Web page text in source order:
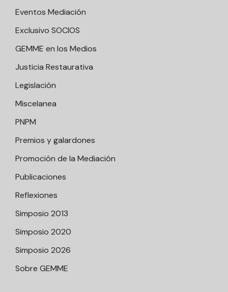
Eventos Mediación
Exclusivo SOCIOS
GEMME en los Medios
Justicia Restaurativa
Legislación
Miscelanea
PNPM
Premios y galardones
Promoción de la Mediación
Publicaciones
Reflexiones
Simposio 2013
Simposio 2020
Simposio 2026
Sobre GEMME